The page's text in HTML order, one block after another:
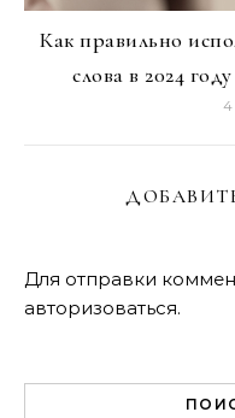
Как правильно
слова в 2024
4
Для отправки
авторизоваться.